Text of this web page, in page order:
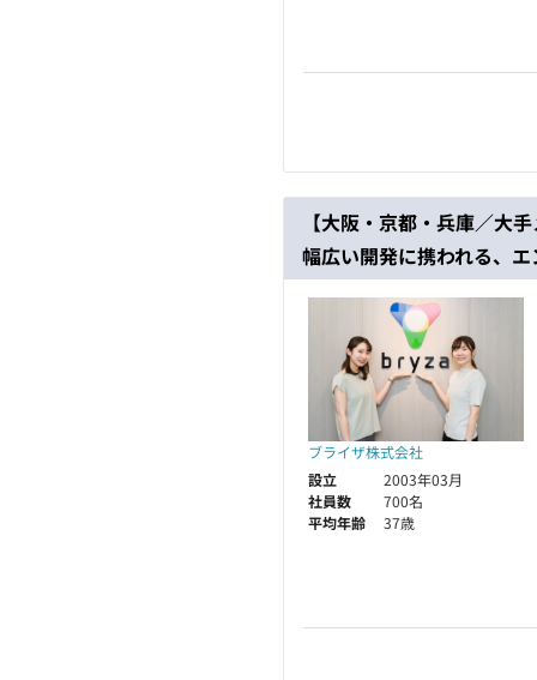
【大阪・京都・兵庫／大
幅広い開発に携われる、
ブライザ株式会社
設立
2003年03月
社員数
700名
平均年齢
37歳